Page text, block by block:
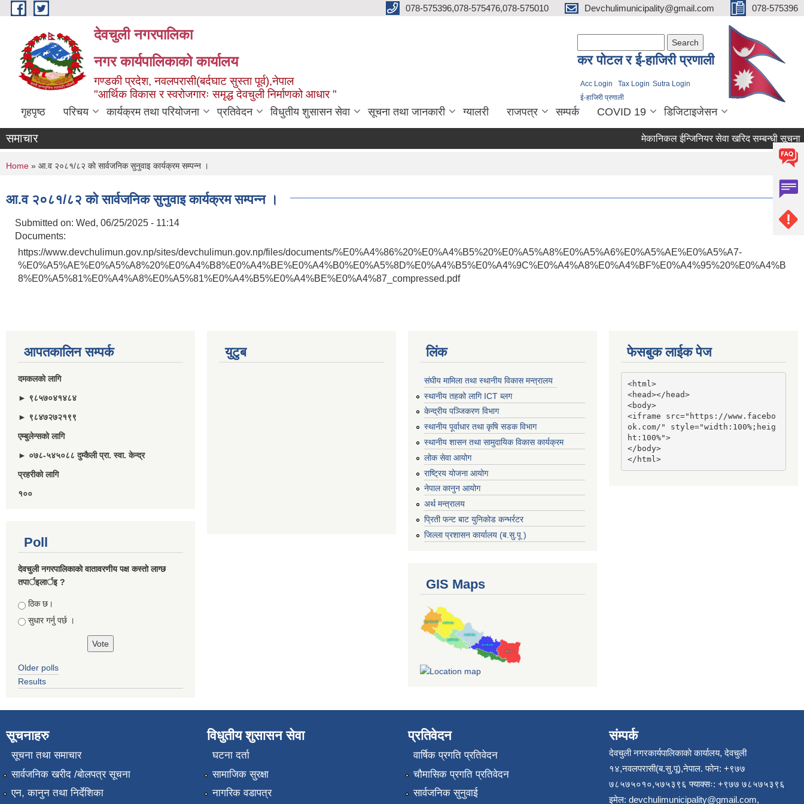
Skip to main content 078-575396,078-575476,078-575010 Devchulimunicipality@gmail.com 078-575396
देवचुली नगरपालिका
नगर कार्यपालिकाको कार्यालय
गण्डकी प्रदेश, नवलपरासी(बर्दघाट सुस्ता पूर्व),नेपाल
"आर्थिक विकास र स्वरोजगारः समृद्ध देवचुली निर्माणको आधार "
कर पाेटल र ई-हाजिरी प्रणाली
Acc Login Tax Login Sutra Login
ई-हाजिरी प्रणाली
गृहपृष्ठ परिचय कार्यक्रम तथा परियोजना प्रतिवेदन विधुतीय शुसासन सेवा सूचना तथा जानकारी ग्यालरी राजपत्र सम्पर्क COVID 19 डिजिटाइजेसन
समाचार मेकानिकल ईन्जिनियर सेवा खरिद सम्बन्धी सूचना ।
You are here
Home » आ.व २०८१/८२ काे सार्वजनिक सुनुवाइ कार्यक्रम सम्पन्न ।
आ.व २०८१/८२ काे सार्वजनिक सुनुवाइ कार्यक्रम सम्पन्न ।
Submitted on: Wed, 06/25/2025 - 11:14
Documents:
https://www.devchulimun.gov.np/sites/devchulimun.gov.np/files/documents/%E0%A4%86%20%E0%A4%B5%20%E0%A5%A8%E0%A5%A6%E0%A5%AE%E0%A5%A7-
%E0%A5%AE%E0%A5%A8%20%E0%A4%B8%E0%A4%BE%E0%A4%B0%E0%A5%8D%E0%A4%B5%E0%A4%9C%E0%A4%A8%E0%A4%BF%E0%A4%95%20%E0%A4%B
8%E0%A5%81%E0%A4%A8%E0%A5%81%E0%A4%B5%E0%A4%BE%E0%A4%87_compressed.pdf
आपतकालिन सम्पर्क
दमकलकाे लागि
► ९८५७०४१४८४
► ९८४७२७२१९९
एम्बुलेन्सकाे लागि
► ०७८-५४५०८८ दुम्कैली प्रा. स्वा. केन्द्र
प्रहरीकाे लागि
१००
Poll
देवचुली नगरपालिकाकाे वातावरणीय पक्ष कस्ताे लाग्छ
तपार्इलार्इ ?
Choices
ठिक छ।
सुधार गर्नु पर्छ ।
Older polls
Results
युटुब लिंक
संघीय मामिला तथा स्थानीय विकास मन्त्रालय
स्थानीय तहको लागि ICT ब्लग
केन्द्रीय पञ्जिकरण विभाग
स्थानीय पूर्वाधार तथा कृषि सडक विभाग
स्थानीय शासन तथा सामुदायिक विकास कार्यक्रम
लोक सेवा आयोग
राष्ट्रिय योजना आयोग
नेपाल कानुन आयोग
अर्थ मन्त्रालय
प्रिती फन्ट बाट युनिकोड कन्भर्रटर
जिल्ला प्रशासन कार्यालय (ब.सु.पू )
GIS Maps
फेसबुक लाईक पेज
<html>
<head></head>
<body>
<iframe src="https://www.facebo
ok.com/" style="width:100%;heig
ht:100%">
</body>
</html>
सूचनाहरु
सूचना तथा समाचार
सार्वजनिक खरीद /बोलपत्र सूचना
एन, कानुन तथा निर्देशिका
विधुतीय शुसासन सेवा
घटना दर्ता
सामाजिक सुरक्षा
नागरिक वडापत्र
प्रतिवेदन
वार्षिक प्रगति प्रतिवेदन
चौमासिक प्रगति प्रतिवेदन
सार्वजनिक सुनुवाई
संम्पर्क
देवचुली नगरकार्यपालिकाकाे कार्यालय, देवचुली
१४,नवलपरासी(ब.सु.पू),नेपाल. फोन: +९७७
७८५७५०१०,५७५३९६ फ्याक्सः: +९७७ ७८५७५३९६
इमेल: devchulimunicipality@gmail.com,